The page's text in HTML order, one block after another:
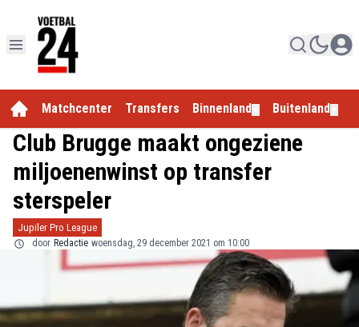
Matchcenter Transfers Binnenland Buitenland
Club Brugge maakt ongeziene
miljoenenwinst op transfer
sterspeler
Jupiler Pro League
door Redactie woensdag, 29 december 2021 om 10:00